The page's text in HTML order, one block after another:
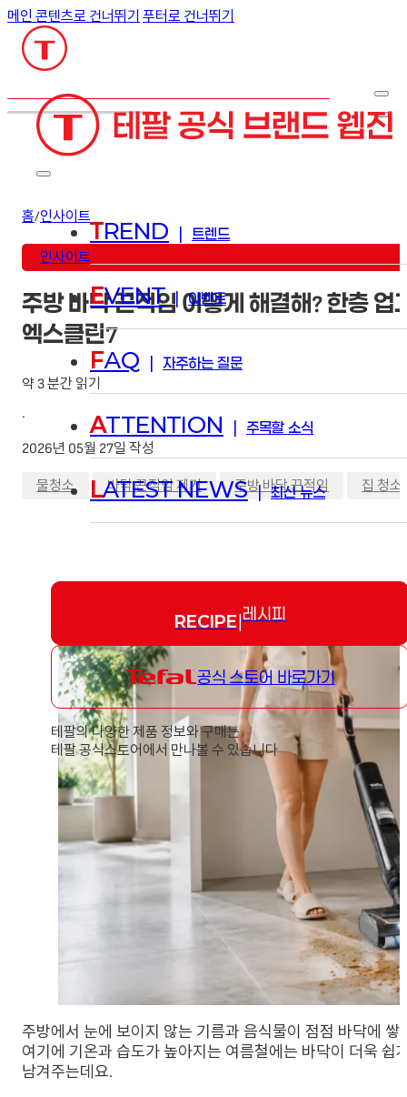
메인 콘텐츠로 건너뛰기 푸터로 건너뛰기
TREND 트렌드
EVENT | 이벤트
FAQ 자주하는 질문
ATTENTION 주목할 소식
LATEST NEWS | 최신 뉴스
RECIPE |레시피
공식 스토어 바로가기
테팔의 다양한 제품 정보와 구매는
테팔 공식스토어에서 만나볼 수 있습니다
홈/인사이트
인사이트
주방 바닥 끈적임 어떻게 해결해? 한층
엑스클린7
약 3 분간 읽기
·
2026년 05월 27일 작성
물청소 , 바닥 끈적임 제거 , 주방 바닥 끈적임 집 청소
주방에서 눈에 보이지 않는 기름과 음식물이 점점 바닥에
여기에 기온과 습도가 높아지는 여름철에는 바닥이 더욱 쉽
남겨주는데요.